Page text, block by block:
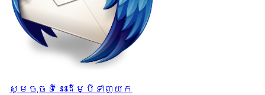
សូមចុចទីនេះដើម្បីទាញយក